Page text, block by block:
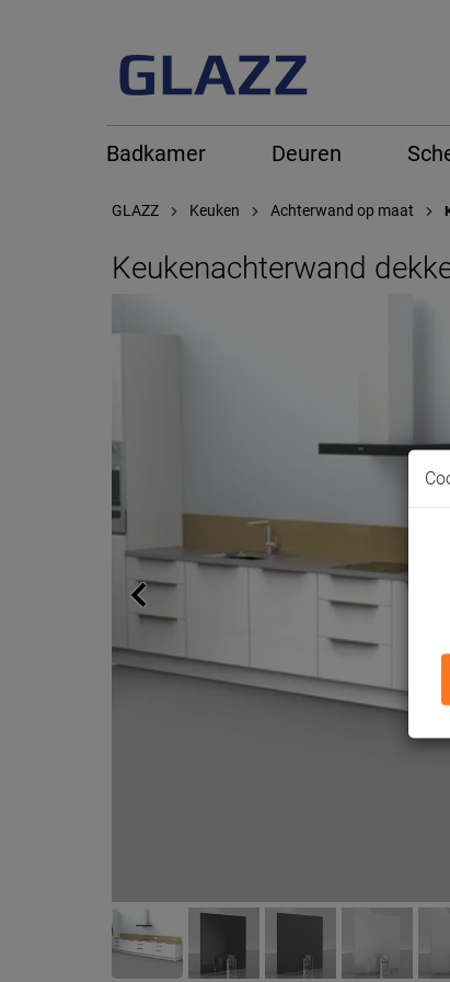
Badkamer Deuren
GLAZZ Keuken Achterwand op maat
Keukenachterwand